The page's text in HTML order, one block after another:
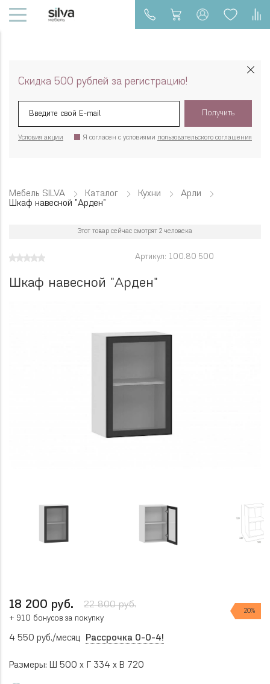
Скидка 500 рублей за регистрацию!
Получить
Я согласен с условиями пользовательского соглашения
Условия акции
Мебель SILVA Каталог Кухни
Арли
Шкаф навесной "Арден"
Артикул: 100.80 500
Этот товар сейчас смотрят 2 человека
Шкаф навесной "Арден"
18 200 руб. 22 800 руб.
20%
+ 910 бонусов за покупку
4 550 руб./месяц Рассрочка 0-0-4!
Размеры: Ш 500 x Г 334 x В 720